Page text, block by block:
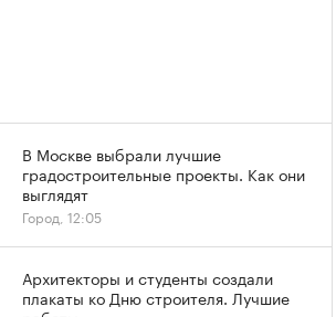
В Москве выбрали лучшие
градостроительные проекты. Как они
выглядят
Город, 12:05
Архитекторы и студенты создали
плакаты ко Дню строителя. Лучшие